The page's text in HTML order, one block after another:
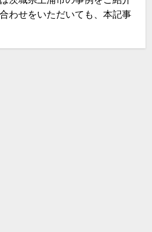
わせをいただいても、本記事